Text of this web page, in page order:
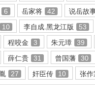
6 岳家将 42
说岳故
10 李自成.黑龙江版
53
程咬金 3 朱元璋
39
薛仁贵 31 曾国藩
30
27 奸臣传 10 张作